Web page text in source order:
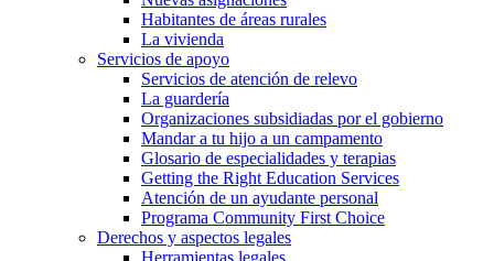
Habitantes de áreas rurales
La vivienda
Servicios de apoyo
Servicios de atención de relevo
La guardería
Organizaciones subsidiadas por el gobierno
Mandar a tu hijo a un campamento
Glosario de especialidades y terapias
Getting the Right Education Services
Atención de un ayudante personal
Programa Community First Choice
Derechos y aspectos legales